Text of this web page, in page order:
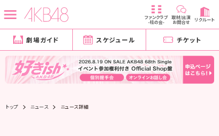
ファンクラブ
-柱の会-
取材/出演
お問合せ リクルート
劇場ガイド スケジュール チケット
トップ ニュース ニュース詳細